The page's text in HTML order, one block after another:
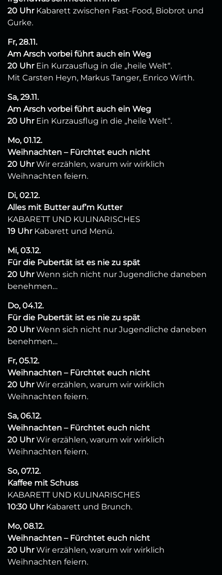
20 UhrKabarett zwischen Fast-Food, Biobrot und
Gurke.
Fr, 28.11.
Am Arsch vorbei führt auch ein Weg
20 UhrEin Kurzausflug in die „heile Welt“.
Mit Carsten Heyn, Markus Tanger, Enrico Wirth.
Sa, 29.11.
Am Arsch vorbei führt auch ein Weg
20 UhrEin Kurzausflug in die „heile Welt“.
Mo, 01.12.
Weihnachten – Fürchtet euch nicht
20 UhrWir erzählen, warum wir wirklich
Weihnachten feiern.
Di, 02.12.
Alles mit Butter auf’m Kutter
KABARETT UND KULINARISCHES
19 UhrKabarett und Menü.
Mi, 03.12.
Für die Pubertät ist es nie zu spät
20 UhrWenn sich nicht nur Jugendliche daneben
benehmen…
Do, 04.12.
Für die Pubertät ist es nie zu spät
20 UhrWenn sich nicht nur Jugendliche daneben
benehmen…
Fr, 05.12.
Weihnachten – Fürchtet euch nicht
20 UhrWir erzählen, warum wir wirklich
Weihnachten feiern.
Sa, 06.12.
Weihnachten – Fürchtet euch nicht
20 UhrWir erzählen, warum wir wirklich
Weihnachten feiern.
So, 07.12.
Kaffee mit Schuss
KABARETT UND KULINARISCHES
10:30 UhrKabarett und Brunch.
Mo, 08.12.
Weihnachten – Fürchtet euch nicht
20 UhrWir erzählen, warum wir wirklich
Weihnachten feiern.